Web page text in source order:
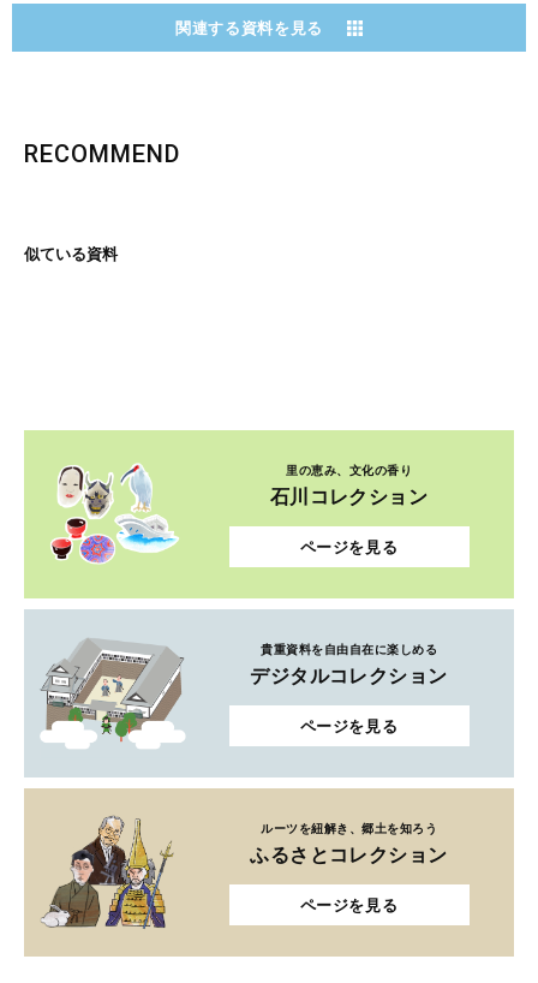
関連する資料を見る
RECOMMEND
似ている資料
里の恵み、文化の香り
石川コレクション
ページを見る
貴重資料を自由自在に楽しめる
デジタルコレクション
ページを見る
ルーツを紐解き、郷土を知ろう
ふるさとコレクション
ページを見る